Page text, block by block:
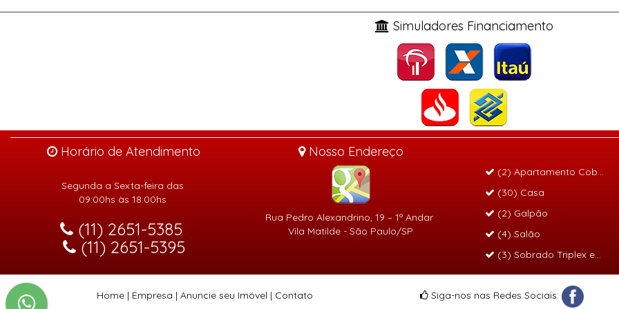
Simuladores Financiamento
Horário de Atendimento
Segunda a Sexta-feira das
09:00hs às 18:00hs
(11) 2651-5385
(11) 2651-5395
Nosso Endereço
Rua Pedro Alexandrino, 19 – 1º Andar
Vila Matilde - São Paulo/SP
(2) Apartamento
(30) Casa
(2) Galpão
(4) Salão
(3) Sobrado Triplex em
Home| Empresa | Anuncie seu Imóvel | Contato Siga-nos nas Redes Sociais: